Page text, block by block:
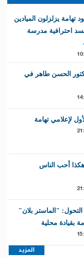
تهامة يزلزلون الميادين
احترافية مدرسة
الحسن طاهر في
لإعلامي تهامة
أحب الناس
"الماستر بلان"
بقيادة محلية
المزيد